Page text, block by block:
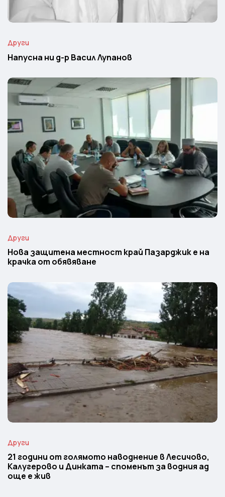
Други
Напусна ни д-р Васил Лупанов
Други
Нова защитена местност край Пазарджик е на
крачка от обявяване
Други
21 години от голямото наводнение в Лесичово,
Калугерово и Динката – споменът за водния ад
още е жив